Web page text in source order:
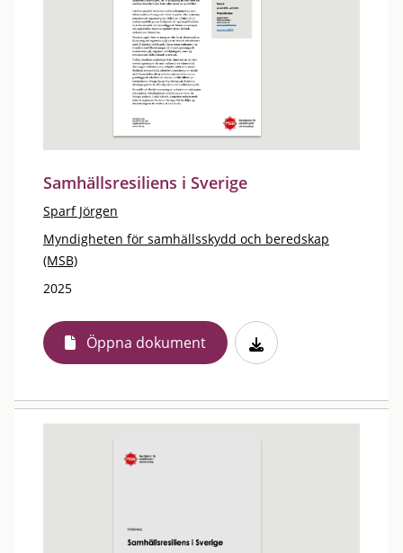
Samhällsresiliens i Sverige
Sparf Jörgen
Myndigheten för samhällsskydd och beredskap
(MSB)
2025
Öppna dokument